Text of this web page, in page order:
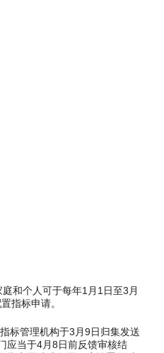
和个人可于每年1月1日至3月
指标申请。
标管理机构于3月9日归集发送
应当于4月8日前反馈审核结